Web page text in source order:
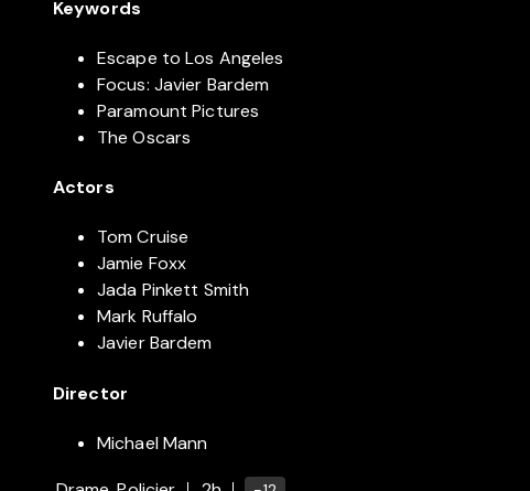
Keywords
Escape to Los Angeles
Focus: Javier Bardem
Paramount Pictures
The Oscars
Actors
Tom Cruise
Jamie Foxx
Jada Pinkett Smith
Mark Ruffalo
Javier Bardem
Director
Michael Mann